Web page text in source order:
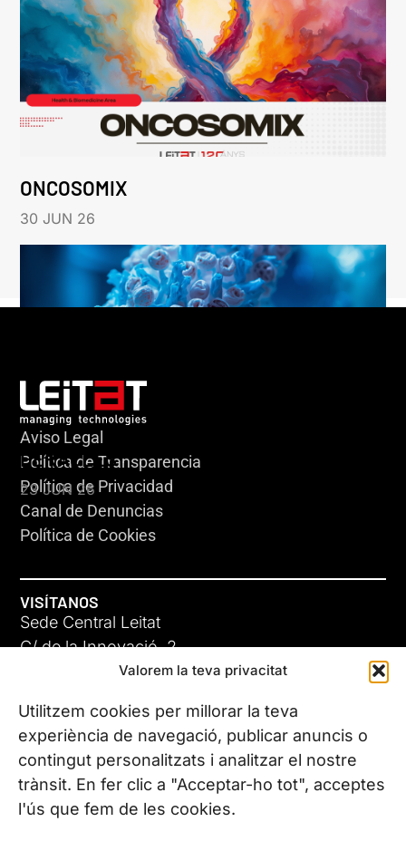
Valorem la teva privacitat
Utilitzem cookies per millorar la teva
experiència de navegació, publicar anuncis o
contingut personalitzats i analitzar el nostre
trànsit. En fer clic a "Acceptar-ho tot", acceptes
l'ús que fem de les cookies.
ONCOSOMIX
30 JUN 26
HERACLES
23 JUN 26
GIGA-3
23 JUN 26
Aviso Legal
Política de Transparencia
Política de Privacidad
Canal de Denuncias
Política de Cookies
VISÍTANOS
Sede Central Leitat
C/ de la Innovació, 2
08225 Terrassa, (Barcelona)
Conoce todas nuestras sedes
CONTÁCTANOS
Tel. (+34) 937 882 300